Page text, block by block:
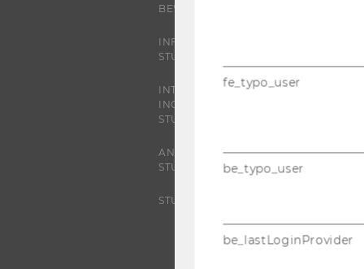
BEWERBUNG UND ZULASSUNG
INFORMATIONEN FÜR
STUDIERENDE
INTERNATIONALE UND
INCOMING EXCHANGE
STUDIERENDE
ANGEBOTE FÜR SCHULEN UND
STUDIENINTERESSIERTE
STUDENT CLUBS
fe_typo_user
be_typo_user
be_lastLoginProvider